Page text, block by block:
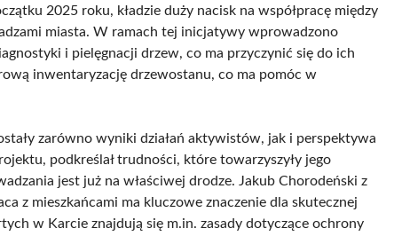
2025 roku, kładzie duży nacisk na współpracę między
miasta. W ramach tej inicjatywy wprowadzono
i pielęgnacji drzew, co ma przyczynić się do ich
inwentaryzację drzewostanu, co ma pomóc w
zarówno wyniki działań aktywistów, jak i perspektywa
podkreślał trudności, które towarzyszyły jego
jest już na właściwej drodze. Jakub Chorodeński z
z mieszkańcami ma kluczowe znaczenie dla skutecznej
w Karcie znajdują się m.in. zasady dotyczące ochrony